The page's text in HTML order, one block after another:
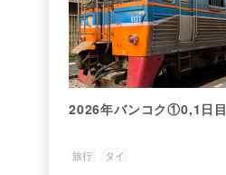
2026年バンコク①0,1日目
旅行 タイ